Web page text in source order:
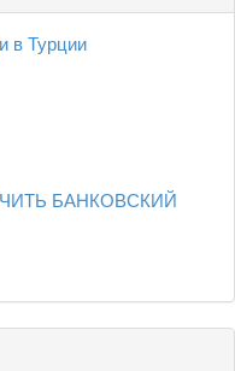
в Турции
БАНКОВСКИЙ